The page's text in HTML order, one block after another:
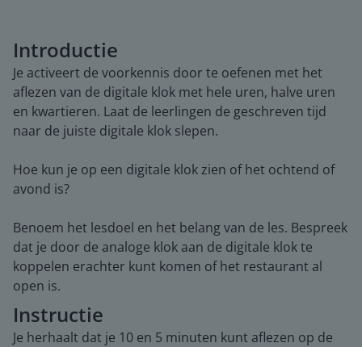
Introductie
Je activeert de voorkennis door te oefenen met het
aflezen van de digitale klok met hele uren, halve uren
en kwartieren. Laat de leerlingen de geschreven tijd
naar de juiste digitale klok slepen.
Hoe kun je op een digitale klok zien of het ochtend of
avond is?
Benoem het lesdoel en het belang van de les. Bespreek
dat je door de analoge klok aan de digitale klok te
koppelen erachter kunt komen of het restaurant al
open is.
Instructie
Je herhaalt dat je 10 en 5 minuten kunt aflezen op de